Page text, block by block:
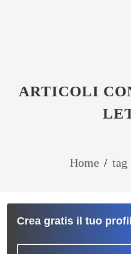
ARTICOLI
Home / tag
Crea gratis il tuo